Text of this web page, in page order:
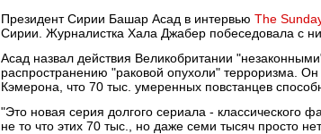
Президент Сирии Башар Асад в интервью The
Сирии. Журналистка Хала Джабер побеседовала с
Асад назвал действия Великобритании
распространению "раковой опухоли" терроризма.
Кэмерона, что 70 тыс. умеренных повстанцев
"Это новая серия долгого сериала - классического
не то что этих 70 тыс., но даже семи тысяч просто